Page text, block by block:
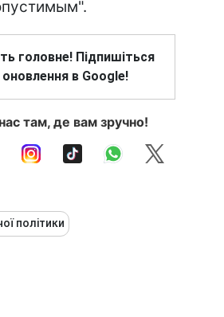
головне! Підпишіться
оновлення в Google!
там, де вам зручно!
політики